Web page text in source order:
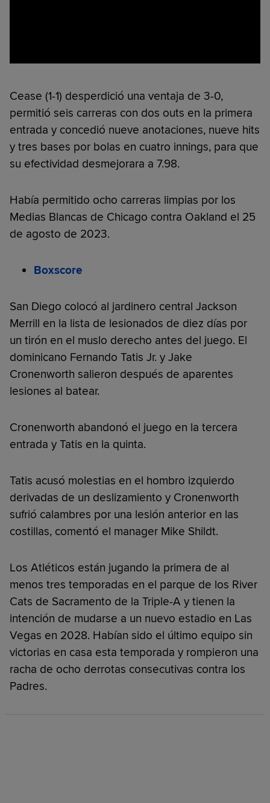
Cease (1-1) desperdició una ventaja de 3-0,
permitió seis carreras con dos outs en la primera
entrada y concedió nueve anotaciones, nueve hits
y tres bases por bolas en cuatro innings, para que
su efectividad desmejorara a 7.98.
Había permitido ocho carreras limpias por los
Medias Blancas de Chicago contra Oakland el 25
de agosto de 2023.
Boxscore
San Diego colocó al jardinero central Jackson
Merrill en la lista de lesionados de diez días por
un tirón en el muslo derecho antes del juego. El
dominicano Fernando Tatis Jr. y Jake
Cronenworth salieron después de aparentes
lesiones al batear.
Cronenworth abandonó el juego en la tercera
entrada y Tatis en la quinta.
Tatis acusó molestias en el hombro izquierdo
derivadas de un deslizamiento y Cronenworth
sufrió calambres por una lesión anterior en las
costillas, comentó el manager Mike Shildt.
Los Atléticos están jugando la primera de al
menos tres temporadas en el parque de los River
Cats de Sacramento de la Triple-A y tienen la
intención de mudarse a un nuevo estadio en Las
Vegas en 2028. Habían sido el último equipo sin
victorias en casa esta temporada y rompieron una
racha de ocho derrotas consecutivas contra los
Padres.